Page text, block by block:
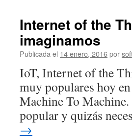
Internet of the
imaginamos
Publicada el 14 enero, 2016por
IoT, Internet of the
muy populares hoy
Machine To
popular y quizás
→